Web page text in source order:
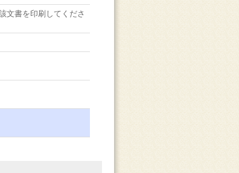
文書を印刷してくださ